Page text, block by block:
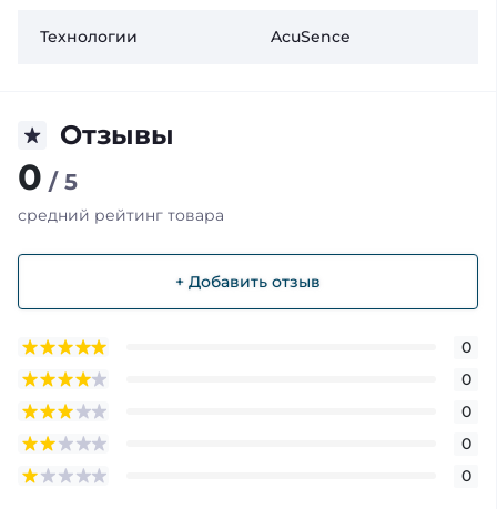
Технологии AcuSence
Отзывы
0 / 5
средний рейтинг товара
+ Добавить отзыв
0
0
0
0
0